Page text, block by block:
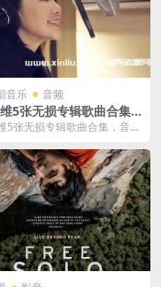
音乐 音频
5张无损专辑歌曲合集-
网盘下载
5张无损专辑歌曲合集，音乐
做压...